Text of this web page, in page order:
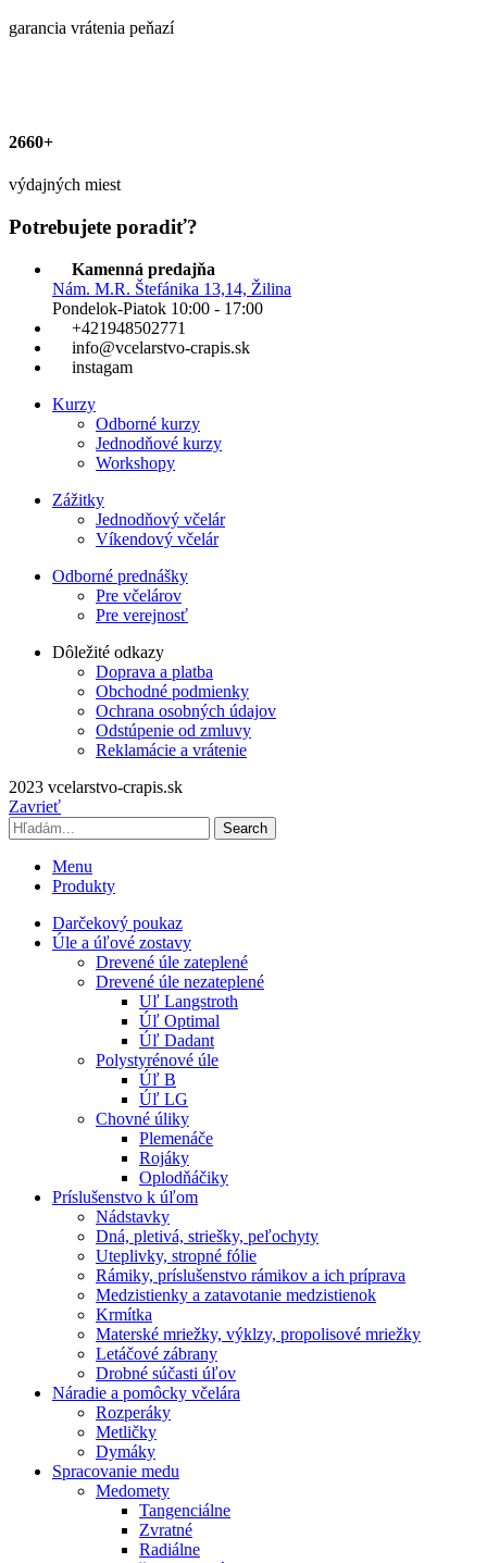
garancia vrátenia peňazí
2660+
výdajných miest
Potrebujete poradiť?
Kamenná predajňa
Nám. M.R. Štefánika 13,14, Žilina
Pondelok-Piatok 10:00 - 17:00
+421948502771
info@vcelarstvo-crapis.sk
instagam
Kurzy
Odborné kurzy
Jednodňové kurzy
Workshopy
Zážitky
Jednodňový včelár
Víkendový včelár
Odborné prednášky
Pre včelárov
Pre verejnosť
Dôležité odkazy
Doprava a platba
Obchodné podmienky
Ochrana osobných údajov
Odstúpenie od zmluvy
Reklamácie a vrátenie
2023 vcelarstvo-crapis.sk
Zavrieť
Search
Menu
Produkty
Darčekový poukaz
Úle a úľové zostavy
Drevené úle zateplené
Drevené úle nezateplené
Uľ Langstroth
Úľ Optimal
Úľ Dadant
Polystyrénové úle
Úľ B
Úľ LG
Chovné úliky
Plemenáče
Rojáky
Oplodňáčiky
Príslušenstvo k úľom
Nádstavky
Dná, pletivá, striešky, peľochyty
Uteplivky, stropné fólie
Rámiky, príslušenstvo rámikov a ich príprava
Medzistienky a zatavotanie medzistienok
Krmítka
Materské mriežky, výklzy, propolisové mriežky
Letáčové zábrany
Drobné súčasti úľov
Náradie a pomôcky včelára
Rozperáky
Metličky
Dymáky
Spracovanie medu
Medomety
Tangenciálne
Zvratné
Radiálne